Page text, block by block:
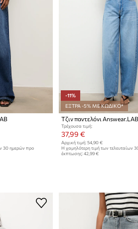
30 ημερών προ
-11%
ΕΞΤΡΑ -5% ΜΕ ΚΩΔΙΚΟ*
Τζιν παντελόνι Answear.LAB
Τρέχουσα τιμή:
37,99 €
Αρχική τιμή: 54,90 €
Η χαμηλότερη τιμή των τελευταίων
έκπτωσης: 42,99 €